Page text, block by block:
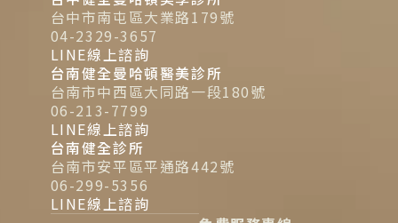
台中市南屯區大業路179號
04-2329-3657
LINE線上諮詢
台南健全曼哈頓醫美診所
台南市中西區大同路一段180號
06-213-7799
LINE線上諮詢
台南健全診所
台南市安平區平通路442號
06-299-5356
LINE線上諮詢